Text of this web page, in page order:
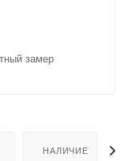
замер
НАЛИЧИЕ